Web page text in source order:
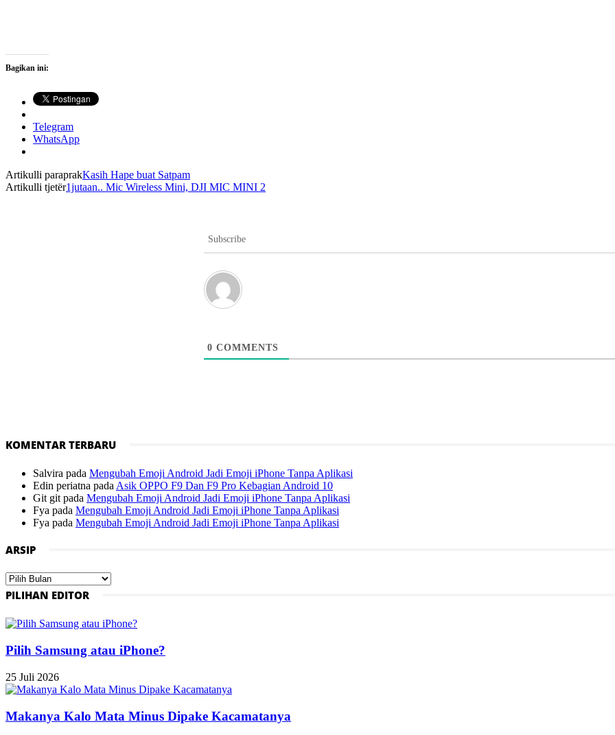
Bagikan ini:
Telegram
WhatsApp
Artikulli paraprakKasih Hape buat Satpam
Artikulli tjetër1jutaan.. Mic Wireless Mini, DJI MIC MINI 2
Subscribe
0 COMMENTS
KOMENTAR TERBARU
Salvira pada Mengubah Emoji Android Jadi Emoji iPhone Tanpa Aplikasi
Edin periatna pada Asik OPPO F9 Dan F9 Pro Kebagian Android 10
Git git pada Mengubah Emoji Android Jadi Emoji iPhone Tanpa Aplikasi
Fya pada Mengubah Emoji Android Jadi Emoji iPhone Tanpa Aplikasi
Fya pada Mengubah Emoji Android Jadi Emoji iPhone Tanpa Aplikasi
ARSIP
Arsip
PILIHAN EDITOR
Pilih Samsung atau iPhone?
25 Juli 2026
Makanya Kalo Mata Minus Dipake Kacamatanya